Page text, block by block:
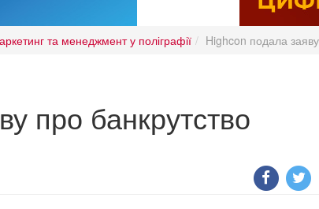
та менеджмент у поліграфії Highcon подала
про банкрутство